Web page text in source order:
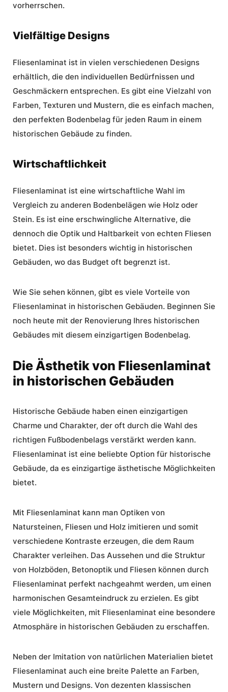
vorherrschen.
Vielfältige Designs
Fliesenlaminat ist in vielen verschiedenen Designs
erhältlich, die den individuellen Bedürfnissen und
Geschmäckern entsprechen. Es gibt eine Vielzahl von
Farben, Texturen und Mustern, die es einfach machen,
den perfekten Bodenbelag für jeden Raum in einem
historischen Gebäude zu finden.
Wirtschaftlichkeit
Fliesenlaminat ist eine wirtschaftliche Wahl im
Vergleich zu anderen Bodenbelägen wie Holz oder
Stein. Es ist eine erschwingliche Alternative, die
dennoch die Optik und Haltbarkeit von echten Fliesen
bietet. Dies ist besonders wichtig in historischen
Gebäuden, wo das Budget oft begrenzt ist.
Wie Sie sehen können, gibt es viele Vorteile von
Fliesenlaminat in historischen Gebäuden. Beginnen Sie
noch heute mit der Renovierung Ihres historischen
Gebäudes mit diesem einzigartigen Bodenbelag.
Die Ästhetik von Fliesenlaminat
in historischen Gebäuden
Historische Gebäude haben einen einzigartigen
Charme und Charakter, der oft durch die Wahl des
richtigen Fußbodenbelags verstärkt werden kann.
Fliesenlaminat ist eine beliebte Option für historische
Gebäude, da es einzigartige ästhetische Möglichkeiten
bietet.
Mit Fliesenlaminat kann man Optiken von
Natursteinen, Fliesen und Holz imitieren und somit
verschiedene Kontraste erzeugen, die dem Raum
Charakter verleihen. Das Aussehen und die Struktur
von Holzböden, Betonoptik und Fliesen können durch
Fliesenlaminat perfekt nachgeahmt werden, um einen
harmonischen Gesamteindruck zu erzielen. Es gibt
viele Möglichkeiten, mit Fliesenlaminat eine besondere
Atmosphäre in historischen Gebäuden zu erschaffen.
Neben der Imitation von natürlichen Materialien bietet
Fliesenlaminat auch eine breite Palette an Farben,
Mustern und Designs. Von dezenten klassischen